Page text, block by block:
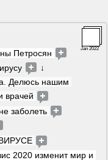
Jan 2022
Петросян
↓
Делюсь нашим
врачей
заболеть
2020 изменит мир и